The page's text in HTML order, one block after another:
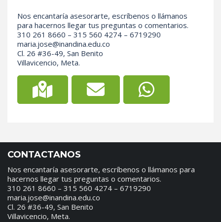
Nos encantaría asesorarte, escríbenos o llámanos
para hacernos llegar tus preguntas o comentarios.
310 261 8660 – 315 560 4274 – 6719290
maria.jose@inandina.edu.co
Cl. 26 #36-49, San Benito
Villavicencio, Meta.
CONTACTANOS
Nos encantaría asesorarte, escríbenos o llámanos para
hacernos llegar tus preguntas o comentarios.
310 261 8660 – 315 560 4274 – 6719290
maria.jose@inandina.edu.co
Cl. 26 #36-49, San Benito
Villavicencio, Meta.